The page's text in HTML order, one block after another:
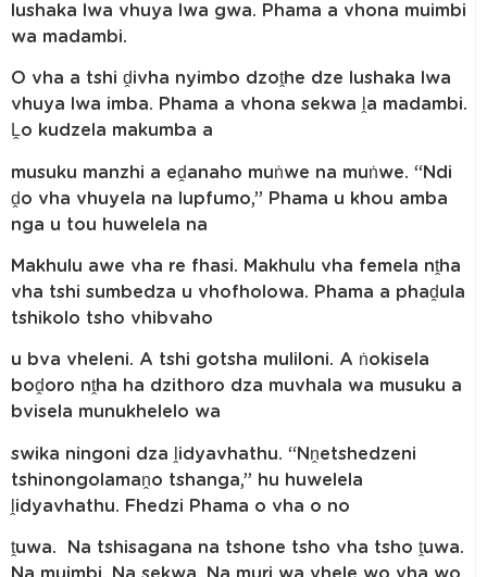
lushaka lwa vhuya lwa gwa. Phama a vhona muimbi
wa madambi.
O vha a tshi ḓivha nyimbo dzoṱhe dze lushaka lwa
vhuya lwa imba. Phama a vhona sekwa ḽa madambi.
Ḽo kudzela makumba a
musuku manzhi a eḓanaho muṅwe na muṅwe. “Ndi
ḓo vha vhuyela na lupfumo,” Phama u khou amba
nga u tou huwelela na
Makhulu awe vha re fhasi. Makhulu vha femela nṱha
vha tshi sumbedza u vhofholowa. Phama a phaḓula
tshikolo tsho vhibvaho
u bva vheleni. A tshi gotsha muliloni. A ṅokisela
boḓoro nṱha ha dzithoro dza muvhala wa musuku a
bvisela munukhelelo wa
swika ningoni dza ḽidyavhathu. “Nṋetshedzeni
tshinongolamaṋo tshanga,” hu huwelela
ḽidyavhathu. Fhedzi Phama o vha o no
ṱuwa. Na tshisagana na tshone tsho vha tsho ṱuwa.